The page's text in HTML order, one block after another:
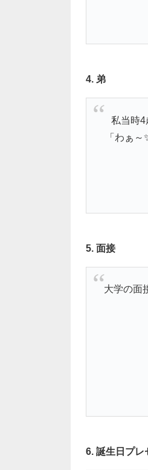
4. 弟
私当時4
「わぁ
5. 面接
大学の面
6. 誕生日プレ